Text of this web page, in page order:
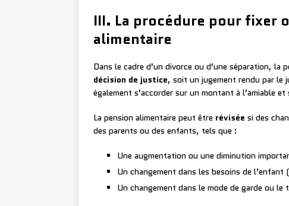
III. La procédure pour fixer
alimentaire
Dans le cadre d’un divorce ou d’une séparation,
décision de justice, soit un jugement rendu par le
également s’accorder sur un montant à l’amiable
La pension alimentaire peut être révisée si des
des parents ou des enfants, tels que :
Une augmentation ou une diminution
Un changement dans les besoins de
Un changement dans le mode de garde ou le